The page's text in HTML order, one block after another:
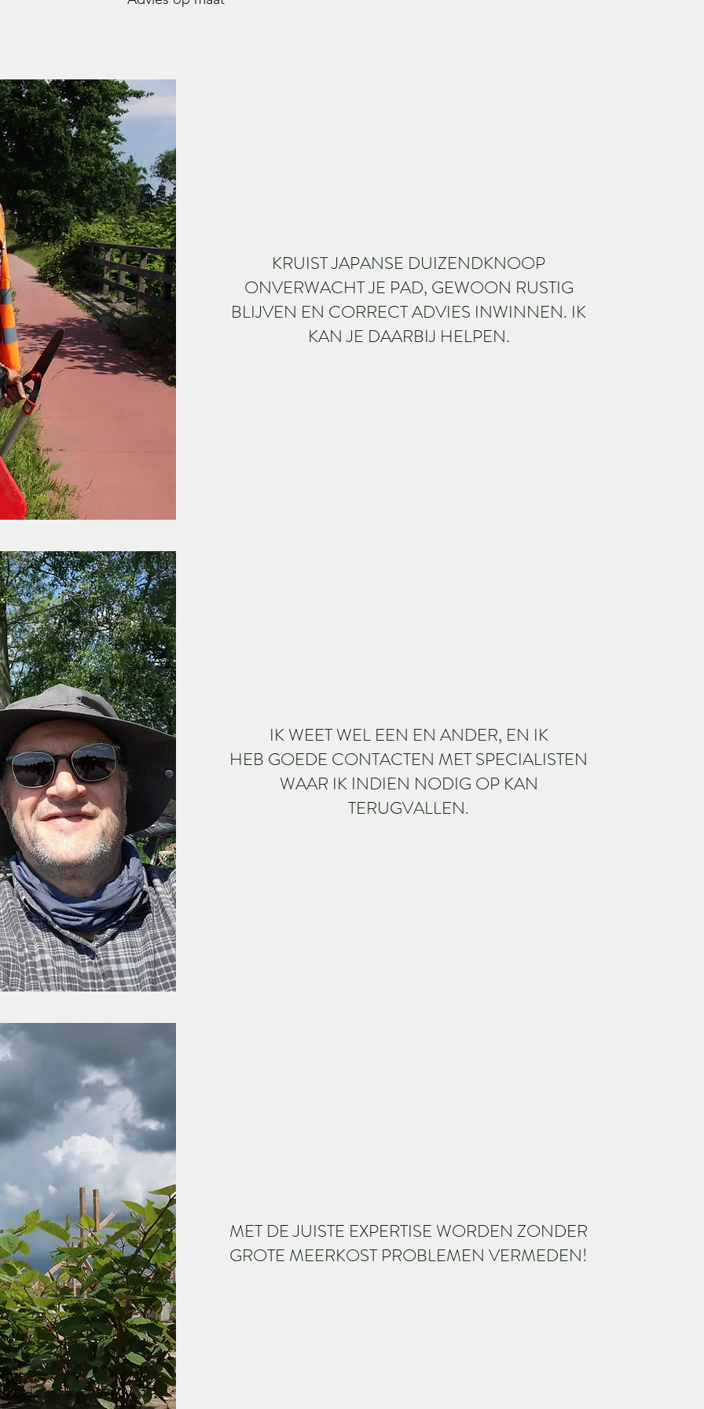
KRUIST JAPANSE DUIZENDKNOOP
ONVERWACHT JE PAD, GEWOON RUSTIG
BLIJVEN EN CORRECT ADVIES INWINNEN. IK
KAN JE DAARBIJ HELPEN.
IK WEET WEL EEN EN ANDER, EN IK
HEB GOEDE CONTACTEN MET SPECIALISTEN
WAAR IK INDIEN NODIG OP KAN
TERUGVALLEN.
MET DE JUISTE EXPERTISE WORDEN ZONDER
GROTE MEERKOST PROBLEMEN VERMEDEN!